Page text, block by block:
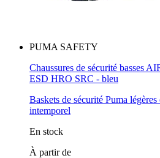
PUMA SAFETY
Chaussures de sécurité basses
ESD HRO SRC - bleu
Baskets de sécurité Puma
intemporel
En stock
À partir de